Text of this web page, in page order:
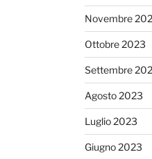
Novembre
Ottobre 2023
Settembre
Agosto 2023
Luglio 2023
Giugno 2023